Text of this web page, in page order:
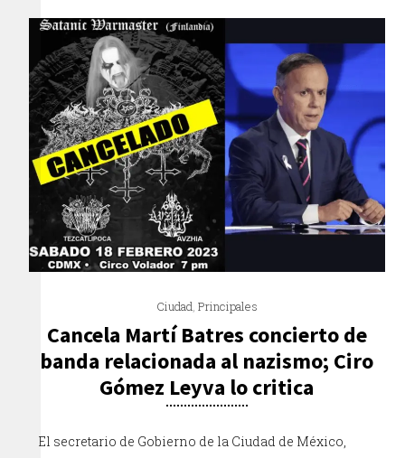
Ciudad, Principales
Cancela Martí Batres concierto de
banda relacionada al nazismo; Ciro
Gómez Leyva lo critica
El secretario de Gobierno de la Ciudad de México,